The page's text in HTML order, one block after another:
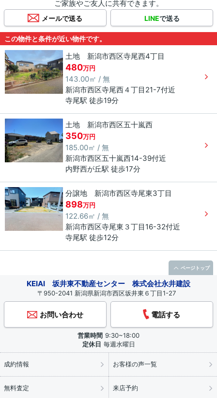
ご家族やご友人に共有できます。
メールで送る LINEで送る
この物件と条件が近い物件です。
土地 新潟市西区寺尾西4丁目
480万円
143.00㎡ / 無
新潟市西区寺尾西４丁目 21-7付近
寺尾駅 徒歩19分
土地 新潟市西区五十嵐西
350万円
185.00㎡ / 無
新潟市西区五十嵐西14-39付近
内野西が丘駅 徒歩17分
分譲地 新潟市西区寺尾東3丁目
898万円
122.66㎡ / 無
新潟市西区寺尾東 ３丁目 16-32付近
寺尾駅 徒歩12分
KEIAI 坂井東不動産センター 株式会社永井建設
〒950-2041 新潟県新潟市西区坂井東６丁目1-27
お問い合わせ 電話する
営業時間 9:30~18:00
定休日 毎週水曜日
成約情報 お客様の声一覧
無料査定 来店予約
ページトップ